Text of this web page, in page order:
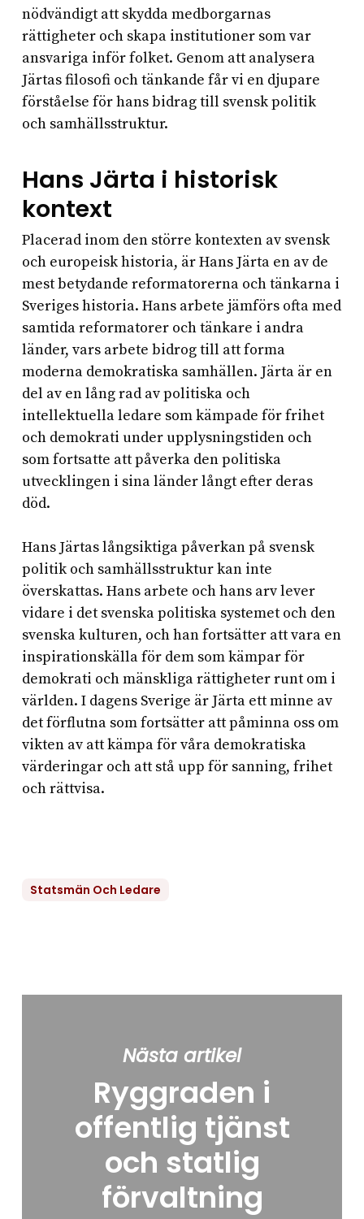
nödvändigt att skydda medborgarnas
rättigheter och skapa institutioner som var
ansvariga inför folket. Genom att analysera
Järtas filosofi och tänkande får vi en djupare
förståelse för hans bidrag till svensk politik
och samhällsstruktur.
Hans Järta i historisk
kontext
Placerad inom den större kontexten av svensk
och europeisk historia, är Hans Järta en av de
mest betydande reformatorerna och tänkarna i
Sveriges historia. Hans arbete jämförs ofta med
samtida reformatorer och tänkare i andra
länder, vars arbete bidrog till att forma
moderna demokratiska samhällen. Järta är en
del av en lång rad av politiska och
intellektuella ledare som kämpade för frihet
och demokrati under upplysningstiden och
som fortsatte att påverka den politiska
utvecklingen i sina länder långt efter deras
död.
Hans Järtas långsiktiga påverkan på svensk
politik och samhällsstruktur kan inte
överskattas. Hans arbete och hans arv lever
vidare i det svenska politiska systemet och den
svenska kulturen, och han fortsätter att vara en
inspirationskälla för dem som kämpar för
demokrati och mänskliga rättigheter runt om i
världen. I dagens Sverige är Järta ett minne av
det förflutna som fortsätter att påminna oss om
vikten av att kämpa för våra demokratiska
värderingar och att stå upp för sanning, frihet
och rättvisa.
Statsmän Och Ledare
Nästa artikel
Ryggraden i
offentlig tjänst
och statlig
förvaltning